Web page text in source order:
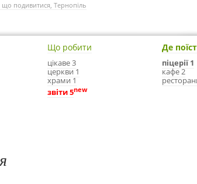
що подивитися, Тернопіль
Що робити
цікаве 3
церкви 1
храми 1
звіти 5new
Де
піцерії 1
кафе 2